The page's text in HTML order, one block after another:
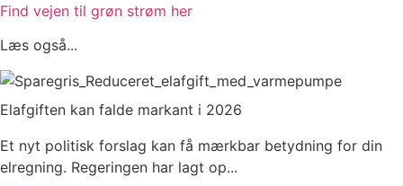
Find vejen til grøn strøm her
Læs også...
Elafgiften kan falde markant i 2026
Et nyt politisk forslag kan få mærkbar betydning for din
elregning. Regeringen har lagt op...